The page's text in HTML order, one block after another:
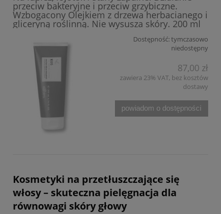
przeciw bakteryjne i przeciw grzybiczne.
Wzbogacony Olejkiem z drzewa herbacianego i
gliceryną roślinną. Nie wysusza skóry. 200 ml
Dostępność:tymczasowo
niedostępny
87,00 zł
zawiera 23% VAT, bez kosztów
dostawy
powiadom o dostępności
Kosmetyki na przetłuszczające się
włosy – skuteczna pielęgnacja dla
równowagi skóry głowy